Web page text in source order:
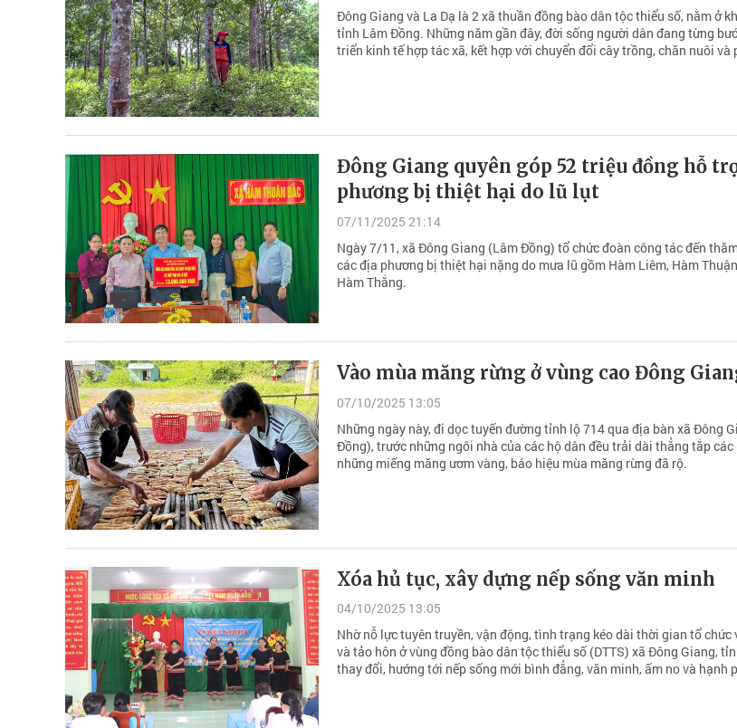
Đông Giang và La Dạ là 2 xã thuần đồng bào dân tộc thiểu số, nằm ở
tỉnh Lâm Đồng. Những năm gần đây, đời sống người dân đang từng
triển kinh tế hợp tác xã, kết hợp với chuyển đổi cây trồng, chăn nuôi và
Đông Giang quyên góp 52 triệu đồng hỗ
phương bị thiệt hại do lũ lụt
07/11/2025 21:14
Ngày 7/11, xã Đông Giang (Lâm Đồng) tổ chức đoàn công tác đến
các địa phương bị thiệt hại nặng do mưa lũ gồm Hàm Liêm, Hàm
Hàm Thắng.
Vào mùa măng rừng ở vùng cao Đông
07/10/2025 13:05
Những ngày này, đi dọc tuyến đường tỉnh lộ 714 qua địa bàn xã Đông
Đồng), trước những ngôi nhà của các hộ dân đều trải dài thẳng tắp các
những miếng măng ươm vàng, báo hiệu mùa măng rừng đã rộ.
Xóa hủ tục, xây dựng nếp sống văn minh
04/10/2025 13:05
Nhờ nỗ lực tuyên truyền, vận động, tình trạng kéo dài thời gian tổ chức
và tảo hôn ở vùng đồng bào dân tộc thiểu số (DTTS) xã Đông Giang,
thay đổi, hướng tới nếp sống mới bình đẳng, văn minh, ấm no và hạnh